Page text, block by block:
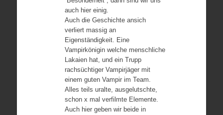
auch hier einig.
Auch die Geschichte ansich
verliert massig an
Eigenständigkeit. Eine
Vampirkönigin welche menschliche
Lakaien hat, und ein Trupp
rachsüchtiger Vampirjäger mit
einem guten Vampir im Team.
Alles teils uralte, ausgelutschte,
schon x mal verfilmte Elemente.
Auch hier geben wir beide in